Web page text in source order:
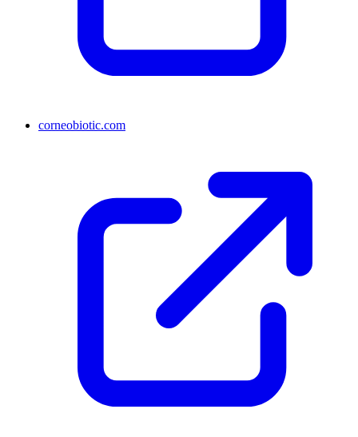
corneobiotic.com